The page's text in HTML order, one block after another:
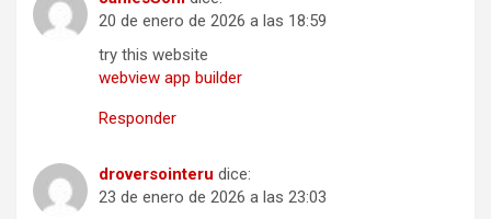
20 de enero de 2026 a las 18:59
try this website
webview app builder
Responder
droversointeru dice:
23 de enero de 2026 a las 23:03